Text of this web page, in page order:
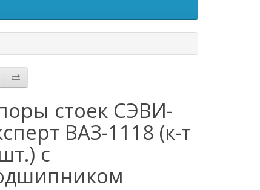
стоек СЭВИ-
ВАЗ-1118 (к-т
с